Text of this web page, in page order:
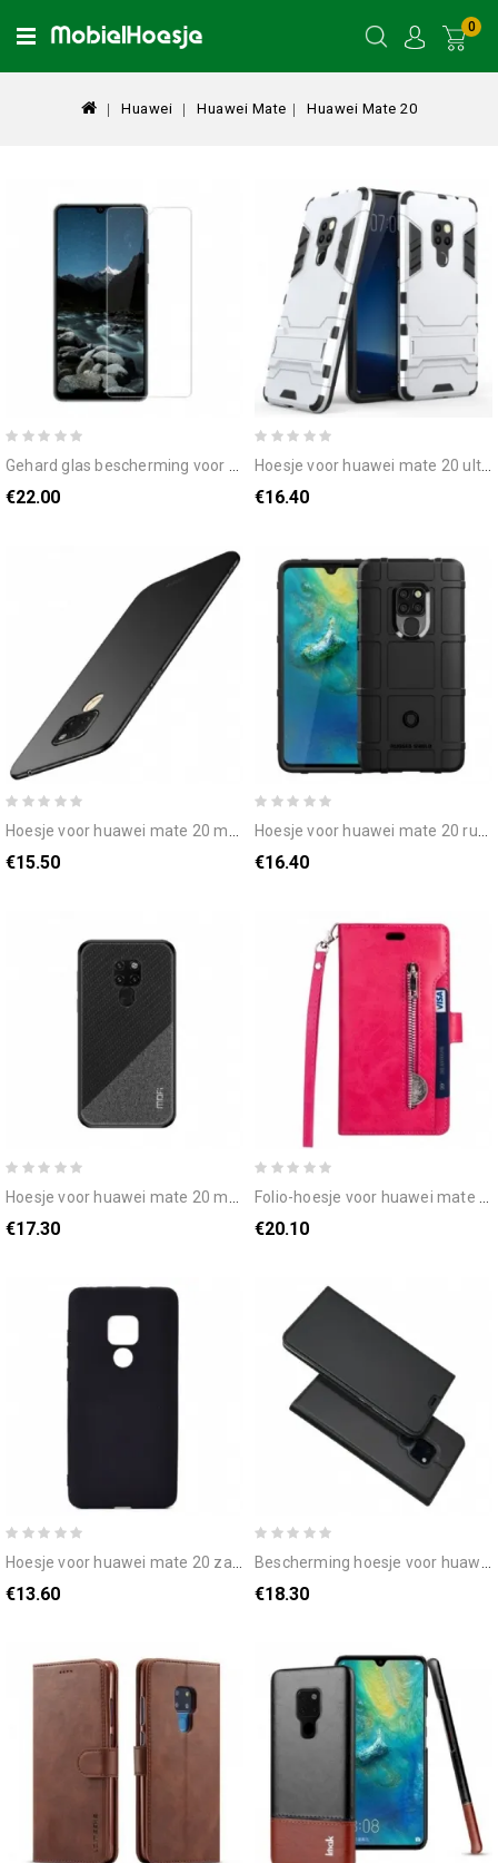
0
Huawei Huawei Mate Huawei Mate 20
gehard glas bescherming voor huawei mate 20
€22.00
hoesje voor huawei mate 20 ultrabestendig
€16.40
hoesje voor huawei mate 20 mofi
€15.50
hoesje voor huawei mate 20 rustig schild
€16.40
hoesje voor huawei mate 20 mofi honor-serie
€17.30
folio-hoesje voor huawei mate 20 portemonnee met lanyard
€20.10
hoesje voor huawei mate 20 zachte mate
€13.60
bescherming hoesje voor huawei mate 20 folio-hoesje eerste klas serie
€18.30